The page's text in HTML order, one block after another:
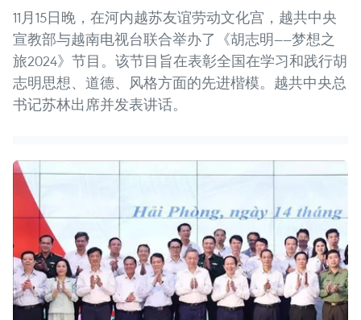
11月15日晚，在河内越苏友谊劳动文化宫，越共中央
宣教部与越南电视台联合举办了《胡志明——梦想之
旅2024》节目。该节目旨在表彰全国在学习和践行胡
志明思想、道德、风格方面的先进楷模。越共中央总
书记苏林出席并发表讲话。